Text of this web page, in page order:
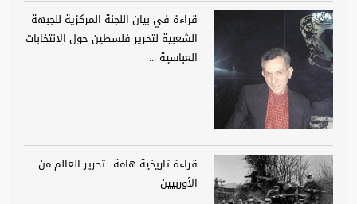
قراءة في بيان اللجنة المركزية للجبهة
الشعبية لتحرير فلسطين حول الانتخابات
العباسية ...
قراءة تاريخية هامة.. تحرير العالم من
الأوربيين